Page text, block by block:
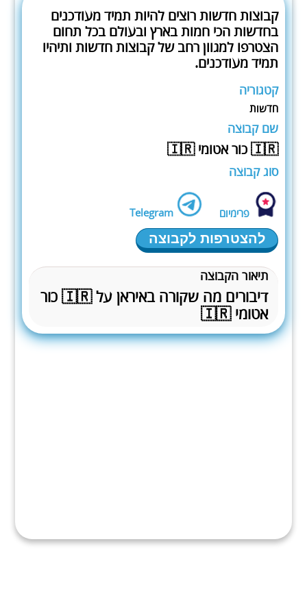
קבוצות חדשות רוצים להיות תמיד מעודכנים
בחדשות הכי חמות בארץ ובעולם בכל תחום
הצטרפו למגוון רחב של קבוצות חדשות ותיהיו
תמיד מעודכנים.
קטגוריה
חדשות
שם קבוצה
🇮🇷 כור אטומי 🇮🇷
סוג קבוצה
פרימיום Telegram
להצטרפות לקבוצה
תיאור הקבוצה
דיבורים מה שקורה באיראן על 🇮🇷 כור
אטומי 🇮🇷